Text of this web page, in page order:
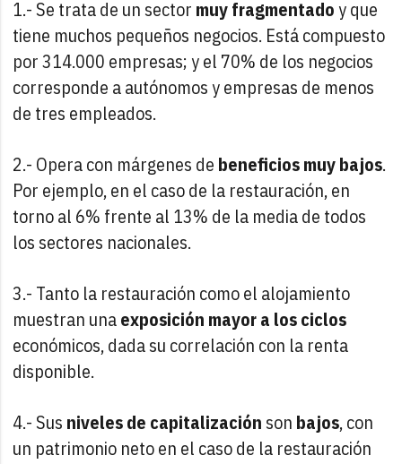
1.- Se trata de un sector muy fragmentadoy que
tiene muchos pequeños negocios. Está compuesto
por 314.000 empresas; y el 70% de los negocios
corresponde a autónomos y empresas de menos
de tres empleados.
2.- Opera con márgenes de beneficios muy bajos.
Por ejemplo, en el caso de la restauración, en
torno al 6% frente al 13% de la media de todos
los sectores nacionales.
3.- Tanto la restauración como el alojamiento
muestran unaexposición mayor a los ciclos
económicos, dada su correlación con la renta
disponible.
4.- Sus niveles de capitalización son bajos, con
un patrimonio neto en el caso de la restauración